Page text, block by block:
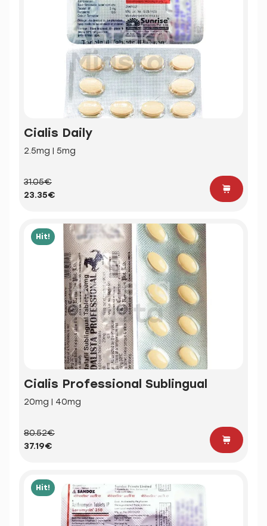
Cialis Daily
2.5mg | 5mg
31.05€
23.35€
Hit!
Cialis Professional Sublingual
20mg | 40mg
80.52€
37.19€
Hit!